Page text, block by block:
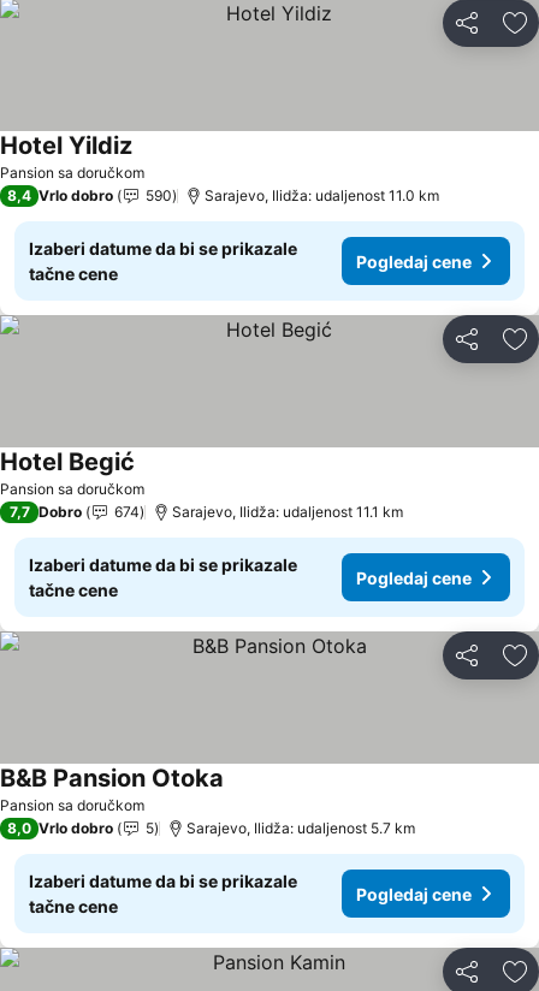
Deli
Pansion sa doručkom
Hotel YildizPogledaj cene
8,4 Vrlo dobro 590 Sarajevo, Ilidža: udaljenost 11.0 km
Izaberi datume da bi se prikazale
tačne cene
Pogledaj cene
Deli
Pansion sa doručkom
Hotel Begić
7,7 Dobro 674 Sarajevo, Ilidža: udaljenost 11.1 km
Izaberi datume da bi se prikazale
tačne cene
Pogledaj cene
Deli
Pansion sa doručkom
B&B Pansion Otoka
8,0 Vrlo dobro 5 Sarajevo, Ilidža: udaljenost 5.7 km
Izaberi datume da bi se prikazale
tačne cene
Pogledaj cene
Deli